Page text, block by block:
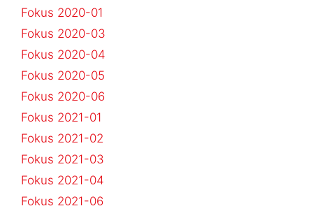
Fokus 2020-01
Fokus 2020-03
Fokus 2020-04
Fokus 2020-05
Fokus 2020-06
Fokus 2021-01
Fokus 2021-02
Fokus 2021-03
Fokus 2021-04
Fokus 2021-06